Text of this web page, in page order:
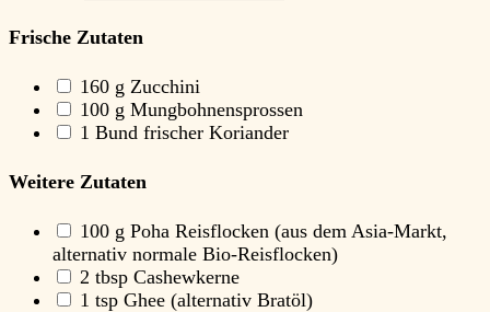
Frische Zutaten
160 g Zucchini
100 g Mungbohnensprossen
1 Bund frischer Koriander
Weitere Zutaten
100 g Poha Reisflocken (aus dem Asia-Markt,
alternativ normale Bio-Reisflocken)
2 tbsp Cashewkerne
1 tsp Ghee (alternativ Bratöl)